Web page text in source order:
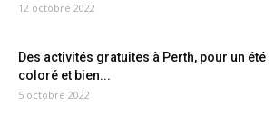
12 octobre 2022
Des activités gratuites à Perth, pour un été
coloré et bien...
5 octobre 2022